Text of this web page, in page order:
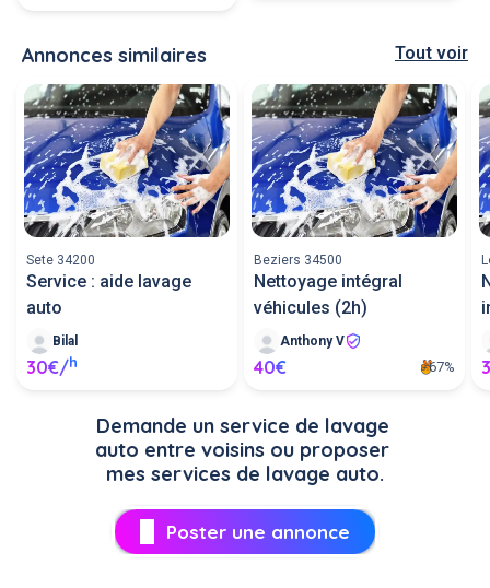
Annonces similaires Tout voir
Sete 34200
Service : aide lavage
auto
Bilal
30€/h
Beziers 34500
Nettoyage intégral
véhicules (2h)
Anthony V
40€ 67%
Demande un service de lavage
auto entre voisins ou proposer
mes services de lavage auto.
Poster une annonce